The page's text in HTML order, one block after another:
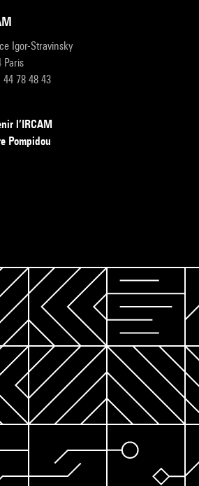
Igor-Stravinsky
Paris
44 78 48 43
l’IRCAM
Pompidou